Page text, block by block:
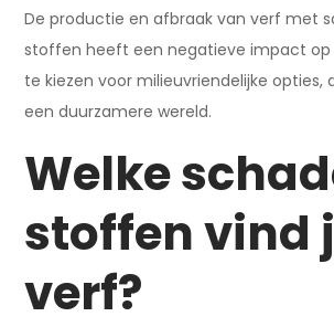
De productie en afbraak van verf met
stoffen heeft een negatieve impact op
te kiezen voor milieuvriendelijke opties,
een duurzamere wereld.
Welke
stoffen vind
verf?